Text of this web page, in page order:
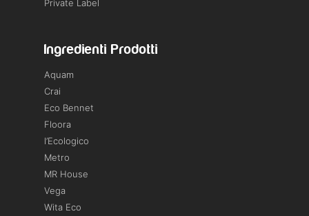
Private Label
Ingredienti Prodotti
Aquam
Crai
Eco Bennet
Floora
l’Ecologico
Metro
MR House
Vega
Wita Eco